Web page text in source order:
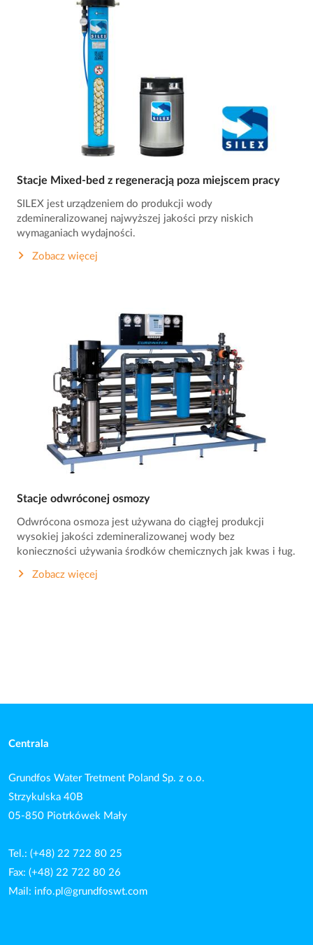
Stacje Mixed-bed z regeneracją poza miejscem pracy
SILEX jest urządzeniem do produkcji wody
zdemineralizowanej najwyższej jakości przy niskich
wymaganiach wydajności.
Zobacz więcej
Stacje odwróconej osmozy
Odwrócona osmoza jest używana do ciągłej produkcji
wysokiej jakości zdemineralizowanej wody bez
konieczności używania środków chemicznych jak kwas i ług.
Zobacz więcej
Centrala
Grundfos Water Tretment Poland Sp. z o.o.
Strzykulska 40B
05-850 Piotrkówek Mały
Tel.: (+48) 22 722 80 25
Fax: (+48) 22 722 80 26
Mail: info.pl@grundfoswt.com